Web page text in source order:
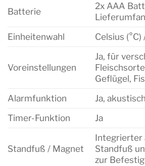
Batterie
2x AAA
Einheitenwahl
Celsius (°C)
Voreinstellungen
Ja, für
Geflügel,
Alarmfunktion
Ja,
Timer-Funktion
Ja
Standfuß / Magnet
Integrierter
Standfuß
zur